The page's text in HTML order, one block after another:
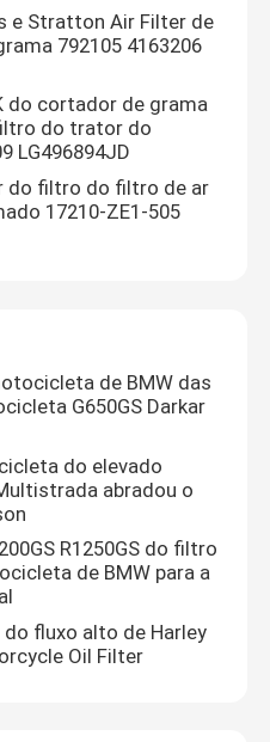
e Stratton Air Filter de
792105 4163206
do cortador de grama
do trator do
LG496894JD
do filtro do filtro de ar
17210-ZE1-505
de BMW das
G650GS Darkar
do elevado
abradou o
R1250GS do filtro
de BMW para a
fluxo alto de Harley
Oil Filter